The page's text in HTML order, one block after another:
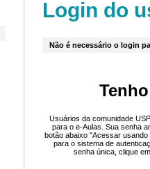
Login do
Não é necessário o login
Usuários da comunidade
para o e-Aulas. Sua senha
botão abaixo "Acessar
para o sistema de
senha única, clique